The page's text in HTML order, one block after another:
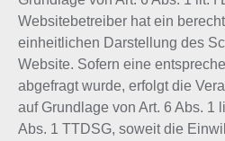
Websitebetreiber hat ein
einheitlichen Darstellung des
Website. Sofern eine
abgefragt wurde, erfolgt die
auf Grundlage von Art. 6 Abs. 1
Abs. 1 TTDSG, soweit die